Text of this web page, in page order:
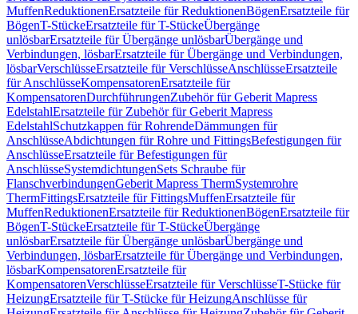
MuffenReduktionenErsatzteile für ReduktionenBögenErsatzteile für
BögenT-StückeErsatzteile für T-StückeÜbergänge
unlösbarErsatzteile für Übergänge unlösbarÜbergänge und
Verbindungen, lösbarErsatzteile für Übergänge und Verbindungen,
lösbarVerschlüsseErsatzteile für VerschlüsseAnschlüsseErsatzteile
für AnschlüsseKompensatorenErsatzteile für
KompensatorenDurchführungenZubehör für Geberit Mapress
EdelstahlErsatzteile für Zubehör für Geberit Mapress
EdelstahlSchutzkappen für RohrendeDämmungen für
AnschlüsseAbdichtungen für Rohre und FittingsBefestigungen für
AnschlüsseErsatzteile für Befestigungen für
AnschlüsseSystemdichtungenSets Schraube für
FlanschverbindungenGeberit Mapress ThermSystemrohre
ThermFittingsErsatzteile für FittingsMuffenErsatzteile für
MuffenReduktionenErsatzteile für ReduktionenBögenErsatzteile für
BögenT-StückeErsatzteile für T-StückeÜbergänge
unlösbarErsatzteile für Übergänge unlösbarÜbergänge und
Verbindungen, lösbarErsatzteile für Übergänge und Verbindungen,
lösbarKompensatorenErsatzteile für
KompensatorenVerschlüsseErsatzteile für VerschlüsseT-Stücke für
HeizungErsatzteile für T-Stücke für HeizungAnschlüsse für